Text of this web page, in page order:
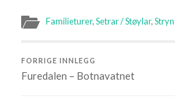
Familieturer,Setrar / Støylar,Stryn
FORRIGE INNLEGG
Furedalen – Botnavatnet